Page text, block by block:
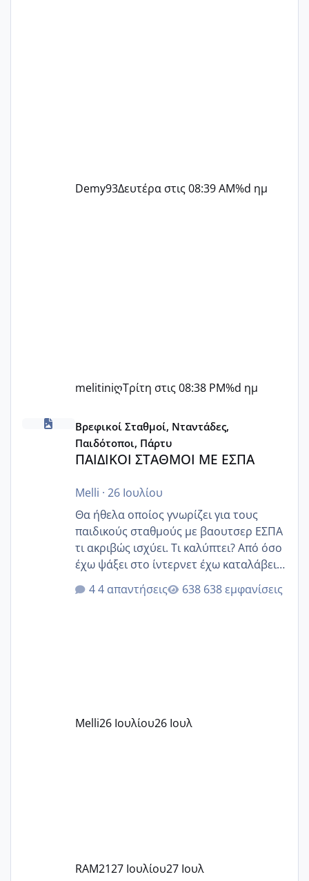
Demy93Δευτέρα στις 08:39 AM%d ημ
melitiniღΤρίτη στις 08:38 PM%d ημ
ΠΑΙΔΙΚΟΙ ΣΤΑΘΜΟΙ ΜΕ ΕΣΠΑ
Βρεφικοί Σταθμοί, Νταντάδες,
Παιδότοποι, Πάρτυ
ΠΑΙΔΙΚΟΙ ΣΤΑΘΜΟΙ ΜΕ ΕΣΠΑ
Melli · 26 Ιουλίου
Θα ήθελα οποίος γνωρίζει για τους
παιδικούς σταθμούς με βαουτσερ ΕΣΠΑ
τι ακριβώς ισχύει. Τι καλύπτει? Από όσο
έχω ψάξει στο ίντερνετ έχω καταλάβει
ότι το βαουτσερ καλύπτει όλα τα
δίδακτρα και τα τροφεια του ιδιωτικού
Εγώ πήγα σε έναν ιδιωτικό παιδικό στ
4 απαντήσεις 638 εμφανίσεις
Melli26 Ιουλίου26 Ιουλ
RAM2127 Ιουλίου27 Ιουλ